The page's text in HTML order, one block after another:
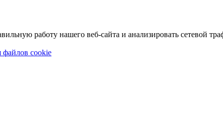
работу нашего веб-сайта и анализировать сетевой
файлов cookie